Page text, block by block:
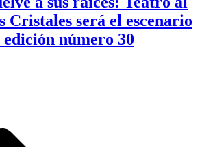
será el escenario
número 30